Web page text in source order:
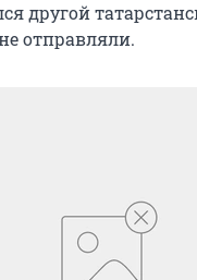
другой
отправляли.